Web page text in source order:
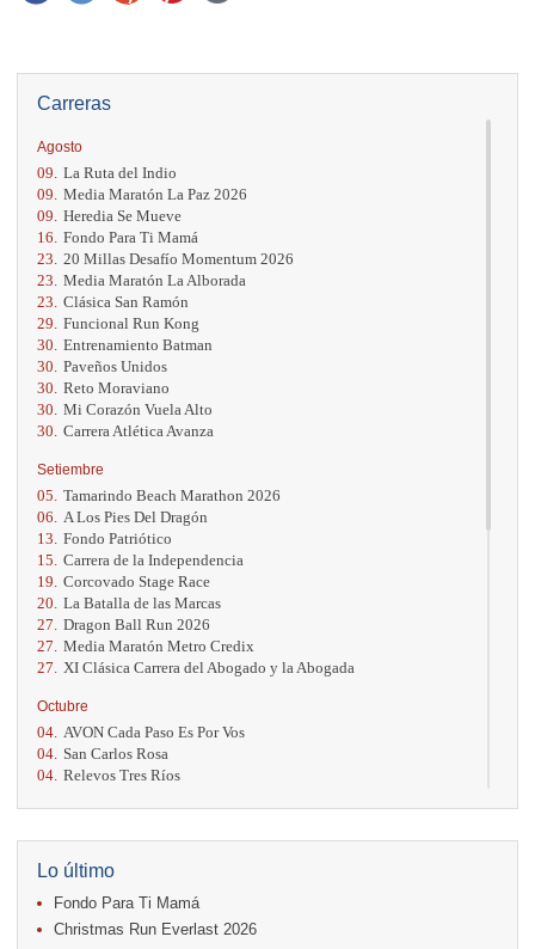
Carreras
Agosto
09. La Ruta del Indio
09. Media Maratón La Paz 2026
09. Heredia Se Mueve
16. Fondo Para Ti Mamá
23. 20 Millas Desafío Momentum 2026
23. Media Maratón La Alborada
23. Clásica San Ramón
29. Funcional Run Kong
30. Entrenamiento Batman
30. Paveños Unidos
30. Reto Moraviano
30. Mi Corazón Vuela Alto
30. Carrera Atlética Avanza
Setiembre
05. Tamarindo Beach Marathon 2026
06.
A Los Pies Del Dragón
13. Fondo Patriótico
15. Carrera de la Independencia
19. Corcovado Stage Race
20. La Batalla de las Marcas
27. Dragon Ball Run 2026
27. Media Maratón Metro Credix
27.
XI Clásica Carrera del Abogado y la Abogada
Octubre
04. AVON Cada Paso Es Por Vos
04. San Carlos Rosa
04. Relevos Tres Ríos
17. Caribe Paradise Run
18.
Casa Turire Trail Run
18. Warriors Run Circuit
18. Samsung Jacó Beach Half Marathon 2026
25. KRun by Under Armour
Lo último
Fondo Para Ti Mamá
Christmas Run Everlast 2026